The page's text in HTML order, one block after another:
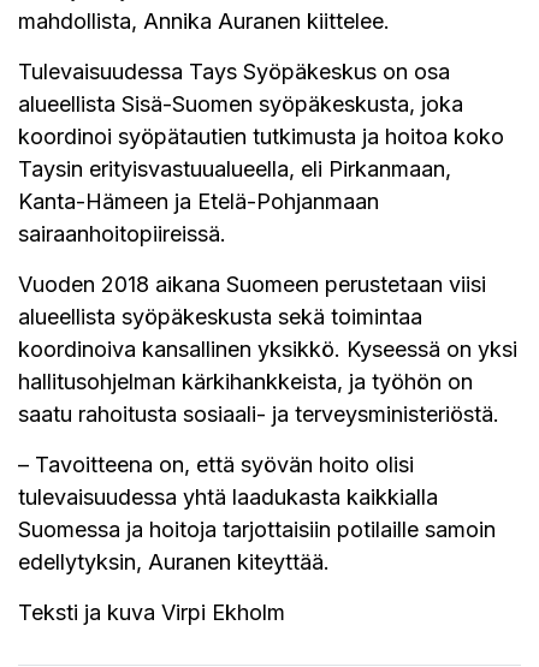
mahdollista, Annika Auranen kiittelee.
Tulevaisuudessa Tays Syöpäkeskus on osa
alueellista Sisä-Suomen syöpäkeskusta, joka
koordinoi syöpätautien tutkimusta ja hoitoa koko
Taysin erityisvastuualueella, eli Pirkanmaan,
Kanta-Hämeen ja Etelä-Pohjanmaan
sairaanhoitopiireissä.
Vuoden 2018 aikana Suomeen perustetaan viisi
alueellista syöpäkeskusta sekä toimintaa
koordinoiva kansallinen yksikkö. Kyseessä on yksi
hallitusohjelman kärkihankkeista, ja työhön on
saatu rahoitusta sosiaali- ja terveysministeriöstä.
– Tavoitteena on, että syövän hoito olisi
tulevaisuudessa yhtä laadukasta kaikkialla
Suomessa ja hoitoja tarjottaisiin potilaille samoin
edellytyksin, Auranen kiteyttää.
Teksti ja kuva Virpi Ekholm